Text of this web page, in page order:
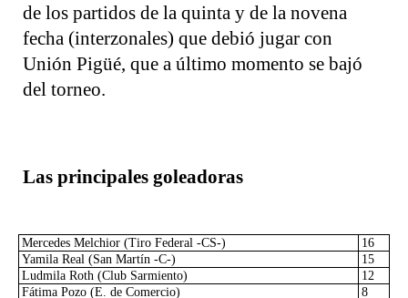
de los partidos de la quinta y de la novena
fecha (interzonales) que debió jugar con
Unión Pigüé, que a último momento se bajó
del torneo.
Las principales goleadoras
Mercedes Melchior (Tiro Federal -CS-)
16
Yamila Real (San Martín -C-)
15
Ludmila Roth (Club Sarmiento)
12
Fátima Pozo (E. de Comercio)
8